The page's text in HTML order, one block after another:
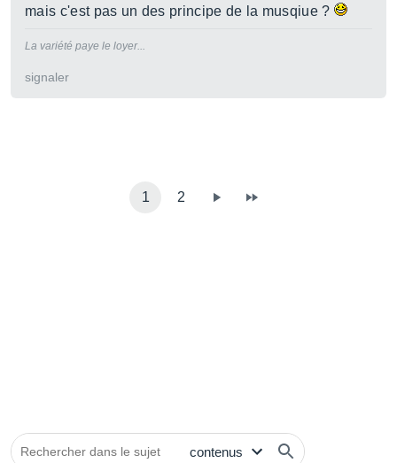
mais c'est pas un des principe de la musqiue ?
La variété paye le loyer...
signaler
1 2